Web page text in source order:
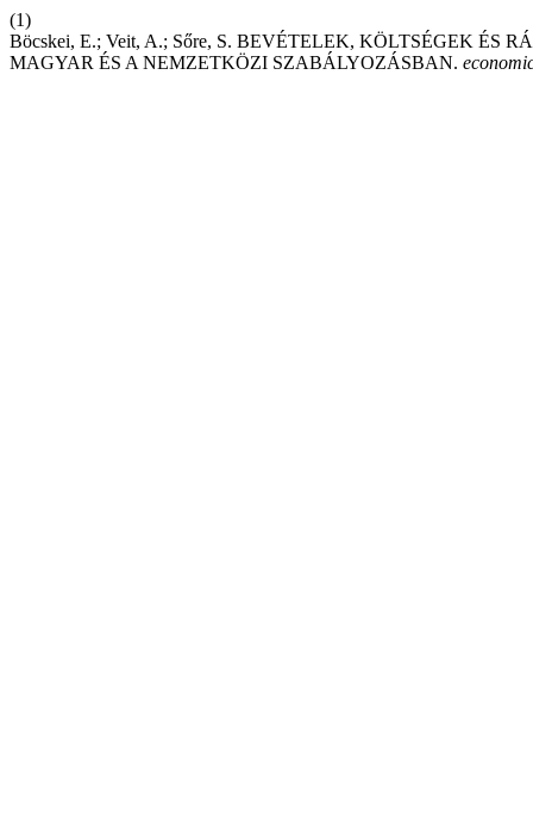
(1)
Böcskei, E.; Veit, A.; Sőre, S. BEVÉTELEK, KÖLTSÉGEK
MAGYAR ÉS A NEMZETKÖZI SZABÁLYOZÁSBAN.